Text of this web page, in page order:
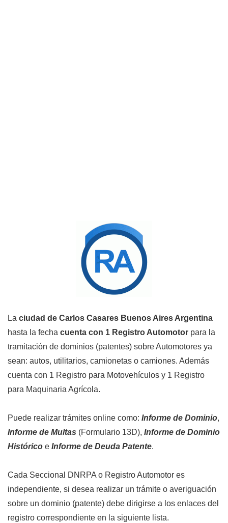
La ciudad de Carlos Casares Buenos Aires Argentina
hasta la fecha cuenta con 1 Registro Automotor para la
tramitación de dominios (patentes) sobre Automotores ya
sean: autos, utilitarios, camionetas o camiones. Además
cuenta con 1 Registro para Motovehículos y 1 Registro
para Maquinaria Agrícola.
Puede realizar trámites online como: Informe de Dominio,
Informe de Multas (Formulario 13D), Informe de Dominio
Histórico e Informe de Deuda Patente.
Cada Seccional DNRPA o Registro Automotor es
independiente, si desea realizar un trámite o averiguación
sobre un dominio (patente) debe dirigirse a los enlaces del
registro correspondiente en la siguiente lista.